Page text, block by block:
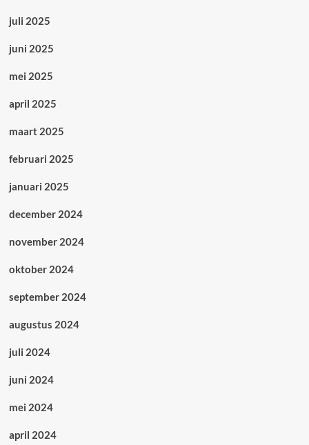
juli 2025
juni 2025
mei 2025
april 2025
maart 2025
februari 2025
januari 2025
december 2024
november 2024
oktober 2024
september 2024
augustus 2024
juli 2024
juni 2024
mei 2024
april 2024